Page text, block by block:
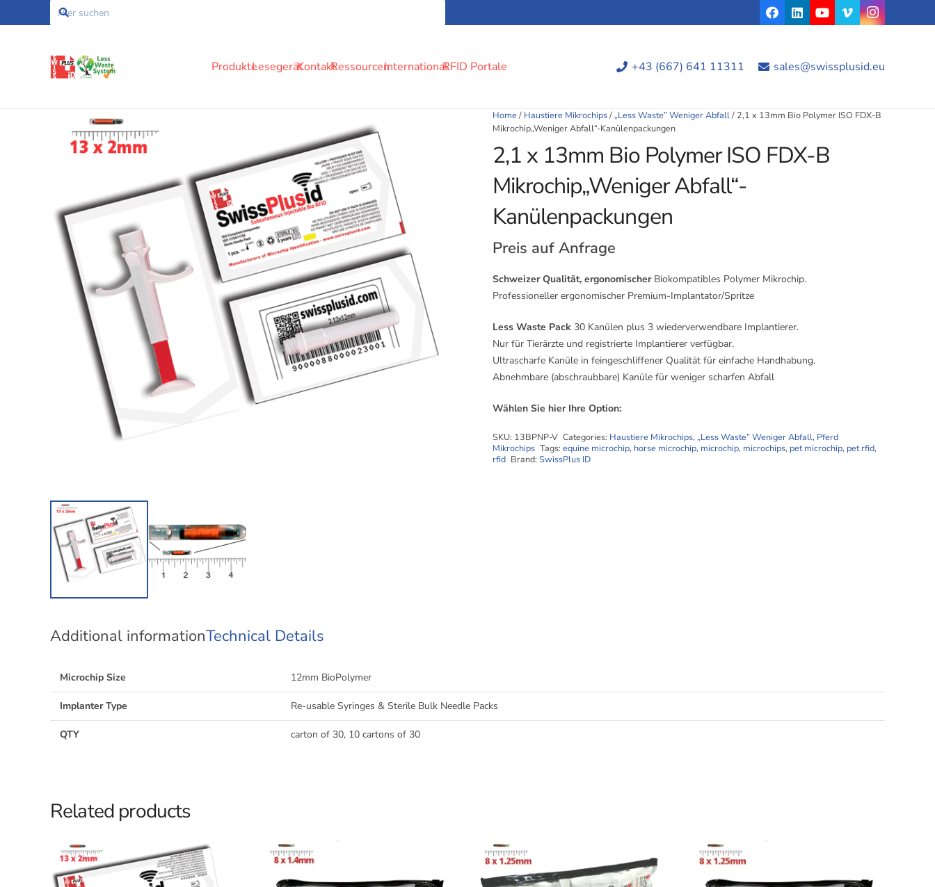
ProdukteLesegerätKontaktRessourcenInternationalRFID Portale +43 (667) 641 11311 sales@swissplusid.eu
Home/ Haustiere Mikrochips/„Less Waste” Weniger Abfall/ 2,1 x 13mm Bio Polymer ISO FDX-B
Mikrochip„Weniger Abfall“-Kanülenpackungen
2,1 x 13mm Bio Polymer ISO FDX-B
Mikrochip„Weniger Abfall“-
Kanülenpackungen
Preis auf Anfrage
Schweizer Qualität, ergonomischerBiokompatibles Polymer Mikrochip.
Professioneller ergonomischer Premium-Implantator/Spritze
Less Waste Pack 30 Kanülen plus 3 wiederverwendbare Implantierer.
Nur für Tierärzte und registrierte Implantierer verfügbar.
Ultrascharfe Kanüle in feingeschliffener Qualität für einfache Handhabung.
Abnehmbare (abschraubbare) Kanüle für weniger scharfen Abfall
Wählen Sie hier Ihre Option:
SKU: 13BPNP-V Categories: Haustiere Mikrochips,„Less Waste” Weniger Abfall, Pferd
Mikrochips Tags:equine microchip, horse microchip, microchip, microchips, pet microchip, pet rfid,
rfid Brand:SwissPlus ID
Additional informationTechnical Details
Microchip Size 12mm BioPolymer
Implanter Type Re-usable Syringes & Sterile Bulk Needle Packs
QTY carton of 30, 10 cartons of 30
Related products